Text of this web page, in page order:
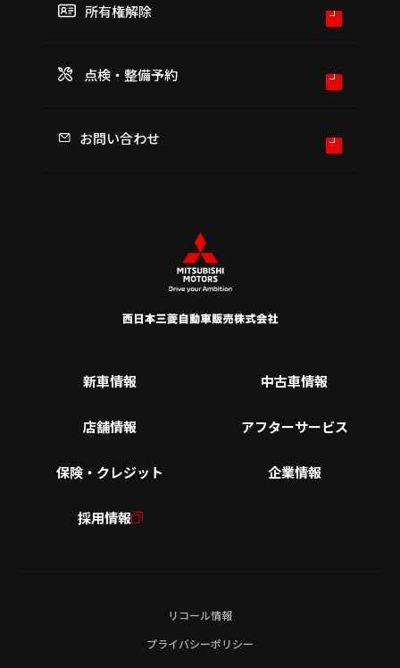
所有権解除
点検・整備予約
お問い合わせ
新車情報 中古車情報
店舗情報 アフターサービス
保険・クレジット 企業情報
採用情報
リコール情報
プライバシーポリシー